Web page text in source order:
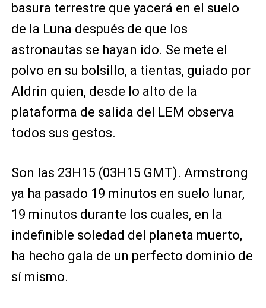
basura terrestre que yacerá en el suelo
de la Luna después de que los
astronautas se hayan ido. Se mete el
polvo en su bolsillo, a tientas, guiado por
Aldrin quien, desde lo alto de la
plataforma de salida del LEM observa
todos sus gestos.
Son las 23H15 (03H15 GMT). Armstrong
ya ha pasado 19 minutos en suelo lunar,
19 minutos durante los cuales, en la
indefinible soledad del planeta muerto,
ha hecho gala de un perfecto dominio de
sí mismo.